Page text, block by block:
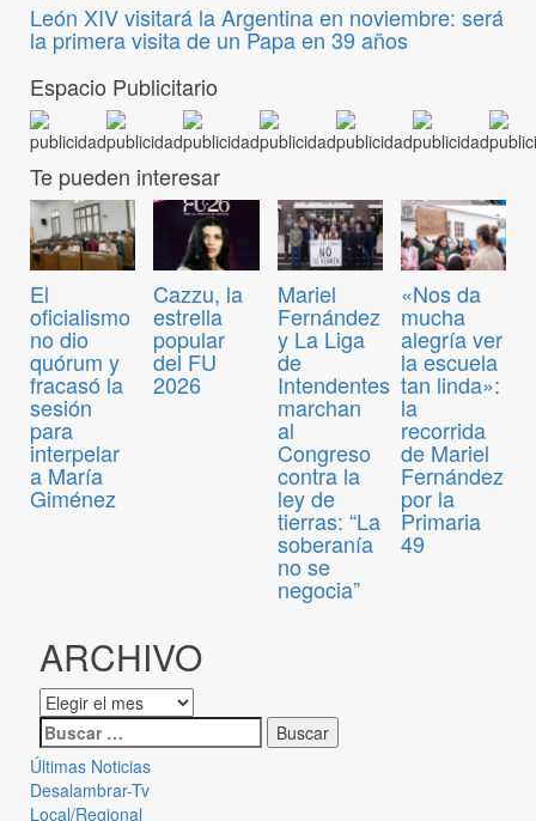
León XIV visitará la Argentina en noviembre: será
la primera visita de un Papa en 39 años
Espacio Publicitario
Te pueden interesar
El
oficialismo
no dio
quórum y
fracasó la
sesión
para
interpelar
a María
Giménez
Cazzu, la
estrella
popular
del FU
2026
Mariel
Fernández
y La Liga
de
Intendentes
marchan
al
Congreso
contra la
ley de
tierras: “La
soberanía
no se
negocia”
«Nos da
mucha
alegría ver
la escuela
tan linda»:
la
recorrida
de Mariel
Fernández
por la
Primaria
49
ARCHIVO
Últimas Noticias
Desalambrar-Tv
Local/Regional